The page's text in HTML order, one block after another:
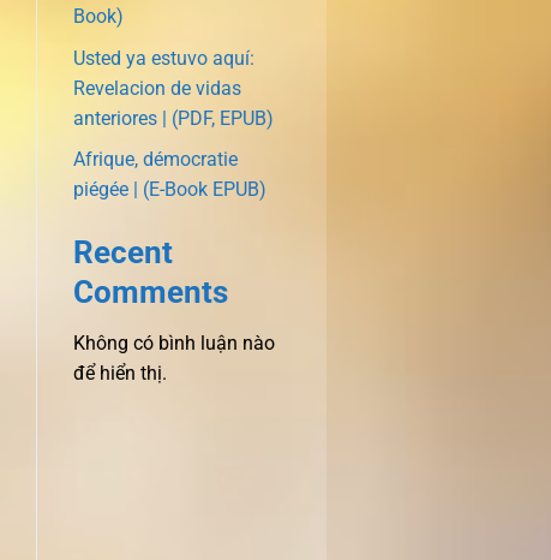
Book)
Usted ya estuvo aquí:
Revelacion de vidas
anteriores | (PDF, EPUB)
Afrique, démocratie
piégée | (E-Book EPUB)
Recent
Comments
Không có bình luận nào
để hiển thị.